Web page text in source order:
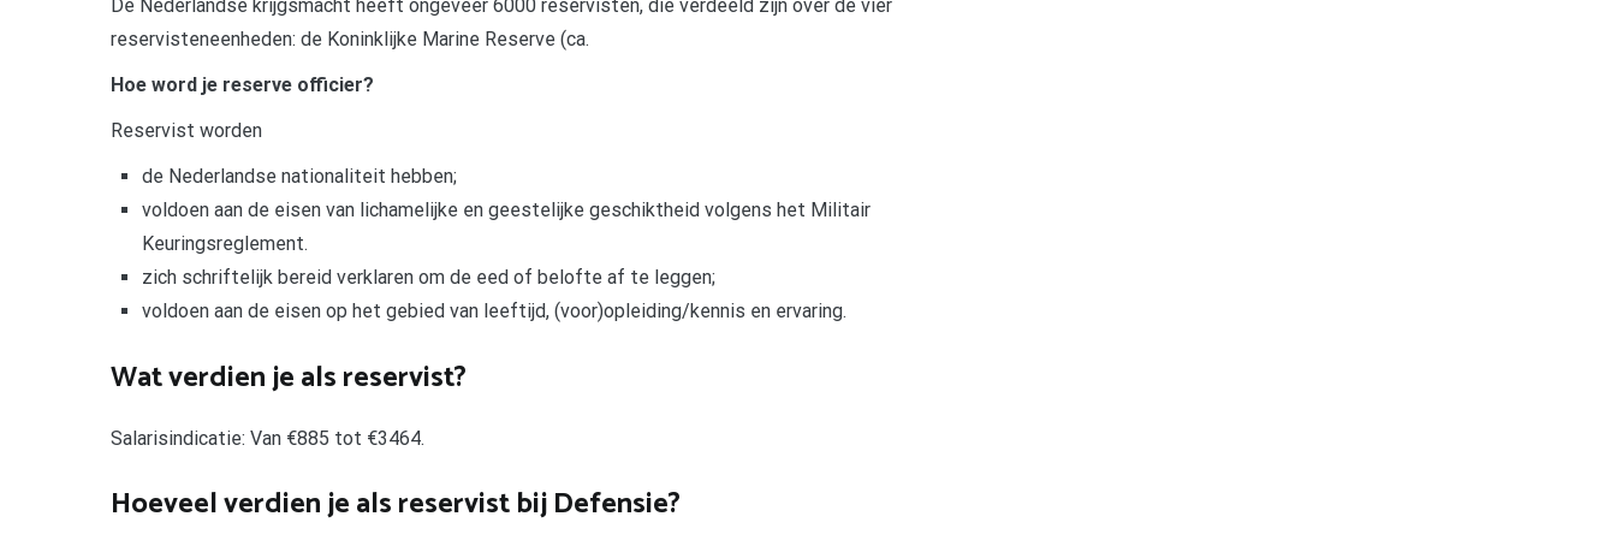
De Nederlandse krijgsmacht heeft ongeveer 6000 reservisten, die verdeeld zijn over de vier
reservisteneenheden: de Koninklijke Marine Reserve (ca.
Hoe word je reserve officier?
Reservist worden
de Nederlandse nationaliteit hebben;
voldoen aan de eisen van lichamelijke en geestelijke geschiktheid volgens het Militair
Keuringsreglement.
zich schriftelijk bereid verklaren om de eed of belofte af te leggen;
voldoen aan de eisen op het gebied van leeftijd, (voor)opleiding/kennis en ervaring.
Wat verdien je als reservist?
Salarisindicatie: Van €885 tot €3464.
Hoeveel verdien je als reservist bij Defensie?